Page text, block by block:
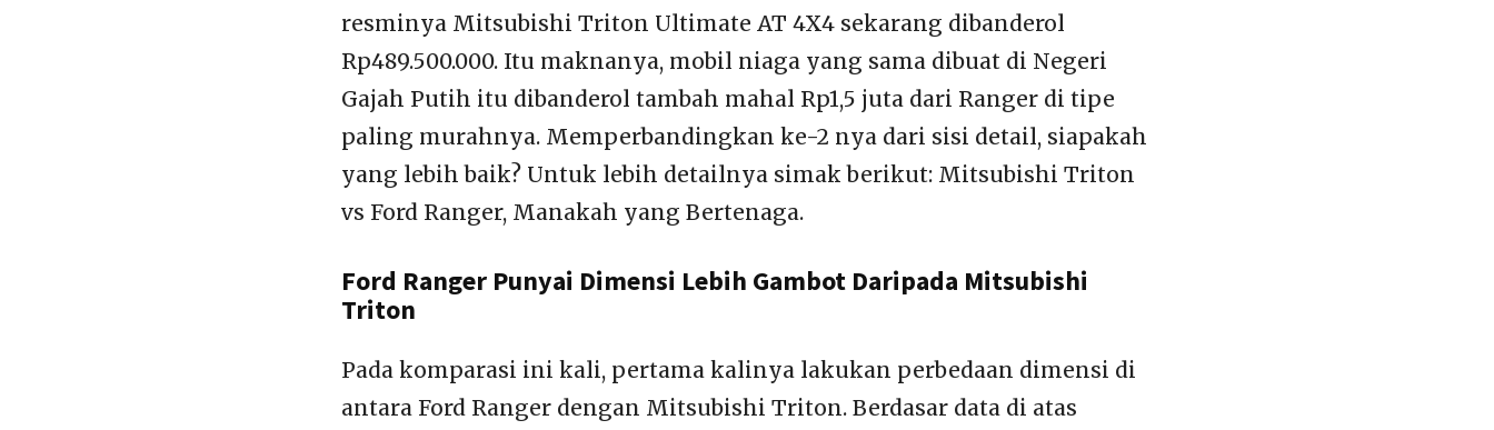
resminya Mitsubishi Triton Ultimate AT 4X4 sekarang dibanderol
Rp489.500.000. Itu maknanya, mobil niaga yang sama dibuat di Negeri
Gajah Putih itu dibanderol tambah mahal Rp1,5 juta dari Ranger di tipe
paling murahnya. Memperbandingkan ke-2 nya dari sisi detail, siapakah
yang lebih baik? Untuk lebih detailnya simak berikut: Mitsubishi Triton
vs Ford Ranger, Manakah yang Bertenaga.
Ford Ranger Punyai Dimensi Lebih Gambot Daripada Mitsubishi
Triton
Pada komparasi ini kali, pertama kalinya lakukan perbedaan dimensi di
antara Ford Ranger dengan Mitsubishi Triton. Berdasar data di atas